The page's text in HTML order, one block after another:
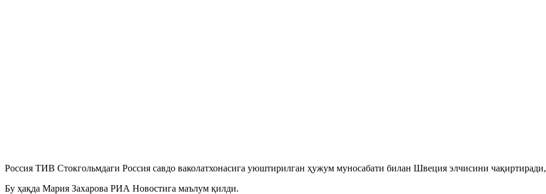
Россия ТИВ Стокгольмдаги Россия савдо ваколатхонасига уюштирилган ҳужум муносабати билан Швеция элчисини чақиртиради,
Бу ҳақда Мария Захарова РИА Новостига маълум қилди.